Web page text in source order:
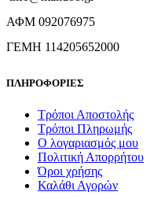
ΑΦΜ 092076975
ΓΕΜΗ 114205652000
ΠΛΗΡΟΦΟΡΙΕΣ
Τρόποι Αποστολής
Τρόποι Πληρωμής
Ο λογαριασμός μου
Πολιτική Απορρήτου
Όροι χρήσης
Καλάθι Αγορών